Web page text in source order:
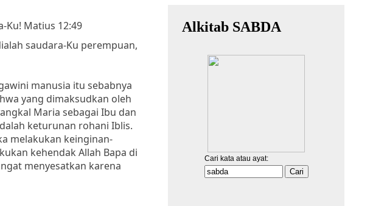
Ku! Matius 12:49
saudara-Ku perempuan,
manusia itu sebabnya
yang dimaksudkan oleh
Maria sebagai Ibu dan
keturunan rohani Iblis.
melakukan keinginan-
kehendak Allah Bapa di
menyesatkan karena